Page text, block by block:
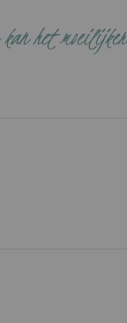
het moeilijker